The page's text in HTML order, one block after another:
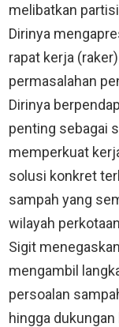
melibatkan
Dirinya
rapat kerja
permasalahan
Dirinya
penting sebagai
memperkuat
solusi konkret
sampah yang
wilayah
Sigit
mengambil
persoalan
hingga